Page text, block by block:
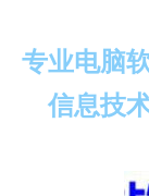
专业电脑
信息技